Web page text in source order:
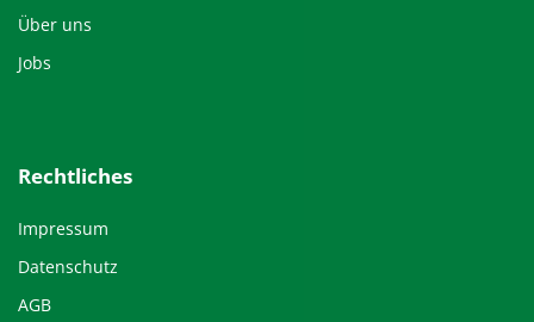
Über uns
Jobs
Rechtliches
Impressum
Datenschutz
AGB